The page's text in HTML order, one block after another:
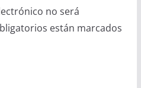
no será
están marcados